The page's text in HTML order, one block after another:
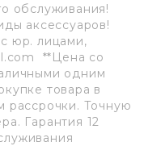
обслуживания!
аксессуаров!
юр. лицами,
**Цена со
одним
товара в
рассрочки. Точную
Гарантия 12